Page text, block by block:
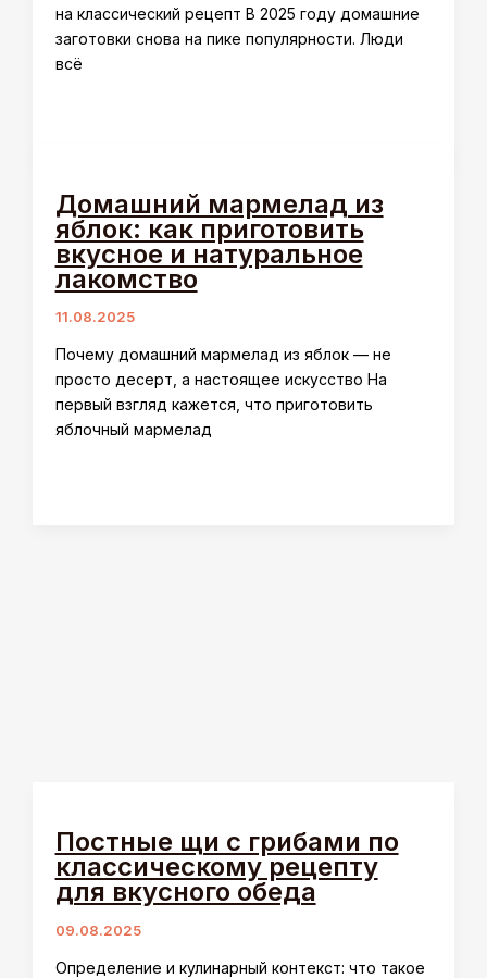
на классический рецепт В 2025 году домашние
заготовки снова на пике популярности. Люди
всё
Домашний мармелад из
яблок: как приготовить
вкусное и натуральное
лакомство
11.08.2025
Почему домашний мармелад из яблок — не
просто десерт, а настоящее искусство На
первый взгляд кажется, что приготовить
яблочный мармелад
Постные щи с грибами по
классическому рецепту
для вкусного обеда
09.08.2025
Определение и кулинарный контекст: что такое